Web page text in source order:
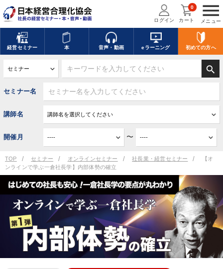
menu
メニュー
ログイン カート
0
経営セミナー 本 音声・動画 eラーニング 初めての方へ
search
セミナー名
講師名
開催月 〜
TOP セミナー オンラインセミナー 社長業・経営セミナー
【オ
ンラインで学ぶ一倉社長学】内部体勢の確立